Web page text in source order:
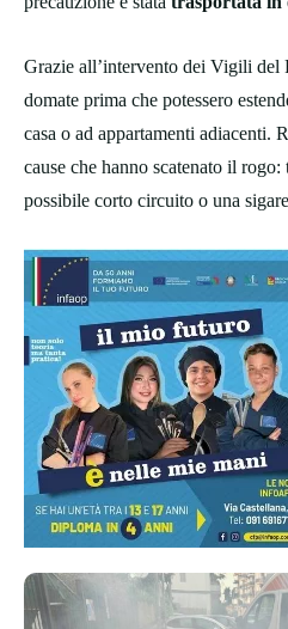
Grazie all’intervento dei Vigili del
domate prima che potessero
casa o ad appartamenti adiacenti.
cause che hanno scatenato il
possibile corto circuito o una